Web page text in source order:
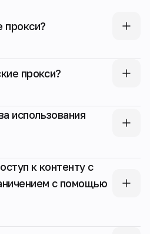
прокси?
прокси?
использования
к контенту с
с помощью